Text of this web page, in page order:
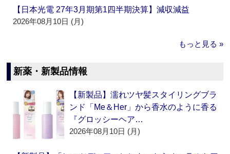
【日本光電 27年3月期第1四半期決算】減収減益
2026年08月10日 (月)
もっと見る »
新薬・新製品情報
【新製品】濡れツヤ髪スタイリングブラ
ンド「Me＆Her」から香水のように香る
『グロッシーヘア…
2026年08月10日 (月)